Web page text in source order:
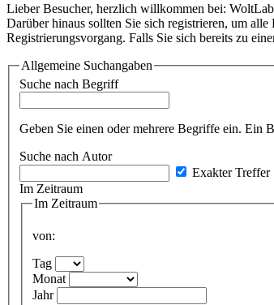
Lieber Besucher, herzlich willkommen bei:
Darüber hinaus sollten Sie sich registrieren, um
Registrierungsvorgang. Falls Sie sich bereits zu
Allgemeine Suchangaben
Suche nach Begriff
Geben Sie einen oder mehrere Begriffe ein. Ein
Suche nach Autor
Exakter Treffer
Im Zeitraum
Im Zeitraum
von:
Tag
Monat
Jahr